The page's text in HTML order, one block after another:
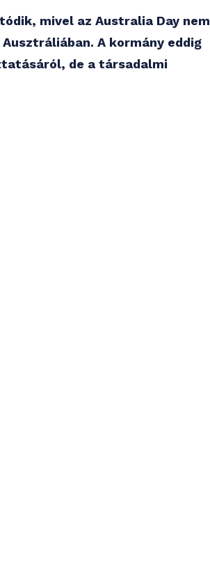
mivel az Australia Day nem
A kormány eddig
de a társadalmi